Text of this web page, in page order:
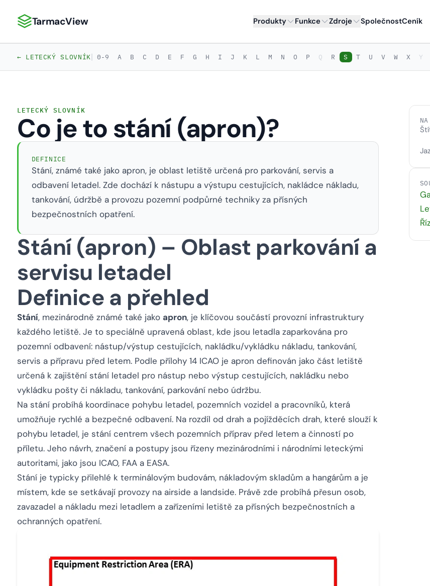
TarmacView: Precizní letecká analytika
TarmacView Produkty Funkce Zdroje SpolečnostCeník
← LETECKÝ SLOVNÍK| 0-9 A B C D E F G H I J K L M N O P Q R S T U V W X Y
LETECKÝ SLOVNÍK
Co je to stání (apron)?
DEFINICE
Stání, známé také jako apron, je oblast letiště určená pro parkování, servis a
odbavení letadel. Zde dochází k nástupu a výstupu cestujících, nakládce nákladu,
tankování, údržbě a provozu pozemní podpůrné techniky za přísných
bezpečnostních opatření.
Stání (apron) – Oblast parkování a
servisu letadel
Definice a přehled
Stání, mezinárodně známé také jako apron, je klíčovou součástí provozní infrastruktury
každého letiště. Je to speciálně upravená oblast, kde jsou letadla zaparkována pro
pozemní odbavení: nástup/výstup cestujících, nakládku/vykládku nákladu, tankování,
servis a přípravu před letem. Podle přílohy 14 ICAO je apron definován jako část letiště
určená k zajištění stání letadel pro nástup nebo výstup cestujících, nakládku nebo
vykládku pošty či nákladu, tankování, parkování nebo údržbu.
Na stání probíhá koordinace pohybu letadel, pozemních vozidel a pracovníků, která
umožňuje rychlé a bezpečné odbavení. Na rozdíl od drah a pojížděcích drah, které slouží k
pohybu letadel, je stání centrem všech pozemních příprav před letem a činností po
příletu. Jeho návrh, značení a postupy jsou řízeny mezinárodními i národními leteckými
autoritami, jako jsou ICAO, FAA a EASA.
Stání je typicky přilehlé k terminálovým budovám, nákladovým skladům a hangárům a je
místem, kde se setkávají provozy na airside a landside. Právě zde probíhá přesun osob,
zavazadel a nákladu mezi letadlem a zařízeními letiště za přísných bezpečnostních a
ochranných opatření.